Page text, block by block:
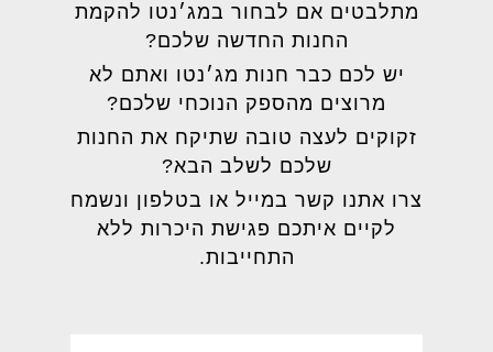
מתלבטים אם לבחור במג׳נטו להקמת
החנות החדשה שלכם?
יש לכם כבר חנות מג׳נטו ואתם לא
מרוצים מהספק הנוכחי שלכם?
זקוקים לעצה טובה שתיקח את החנות
שלכם לשלב הבא?
צרו אתנו קשר במייל או בטלפון ונשמח
לקיים איתכם פגישת היכרות ללא
התחייבות.